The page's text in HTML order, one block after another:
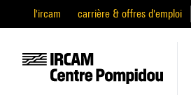
l'ircam carrière & offres d'emploi